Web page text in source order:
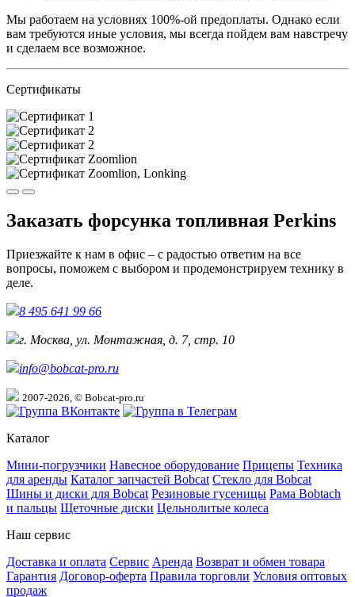
Мы работаем на условиях 100%-ой предоплаты. Однако если
вам требуются иные условия, мы всегда пойдем вам навстречу
и сделаем все возможное.
Сертификаты
Заказать форсунка топливная Perkins
Приезжайте к нам в офис – с радостью ответим на все
вопросы, поможем с выбором и продемонстрируем технику в
деле.
8 495 641 99 66
г. Москва, ул. Монтажная, д. 7, стр. 10
info@bobcat-pro.ru
2007-2026, © Bobcat-pro.ru
Каталог
Мини-погрузчики Навесное оборудование Прицепы Техника
для аренды Каталог запчастей Bobcat Стекло для Bobcat
Шины и диски для Bobcat Резиновые гусеницы Рама Bobtach
и пальцы Щеточные диски Цельнолитые колеса
Наш сервис
Доставка и оплата Сервис Аренда Возврат и обмен товара
Гарантия Договор-оферта Правила торговли Условия оптовых
продаж